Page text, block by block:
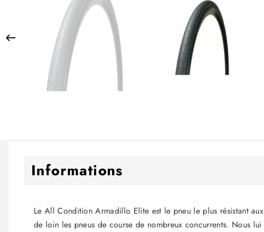
Informations
Le All Condition Armadillo Elite est le pneu le plus résistant
de loin les pneus de course de nombreux concurrents. Nous